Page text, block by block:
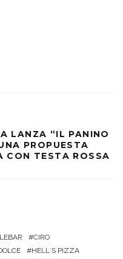
LANZA “IL PANINO
PROPUESTA
CON TESTA ROSSA
CIRO
HELL´S PIZZA